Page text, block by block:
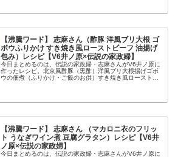
【沸騰ワード】 志麻さん（酢豚 洋風ブリ大根 ゴ
ボウふりかけ すき焼き風ローストビーフ 油揚げ
包み）レシピ【V6井ノ原×伝説の家政婦】
今日まとめるのは、伝説の家政婦・志麻さんがV6井ノ原に
作ったレシピ。北京風酢豚（黒酢）洋風ブリ大根揚げゴボ
ウの佃煮（ふりかけ・ご飯のお供）すき焼き風ローストビ
【沸騰ワード】 志麻さん （マカロニ衣のフリッ
ト うなぎワイン煮 豆腐グラタン）レシピ【V6井
ノ原×伝説の家政婦】
今日まとめるのは、伝説の家政婦・志麻さんがV6井ノ原に